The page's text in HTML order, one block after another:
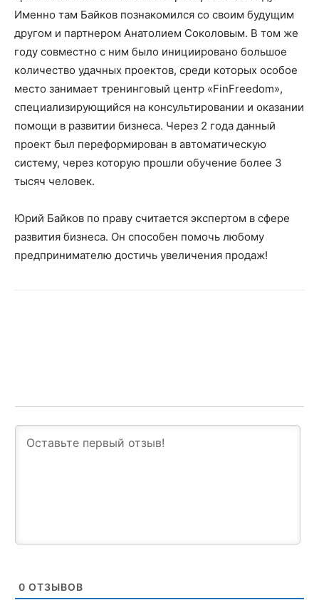
Именно там Байков познакомился со своим будущим
другом и партнером Анатолием Соколовым. В том же
году совместно с ним было инициировано большое
количество удачных проектов, среди которых особое
место занимает тренинговый центр «FinFreedom»,
специализирующийся на консультировании и оказании
помощи в развитии бизнеса. Через 2 года данный
проект был переформирован в автоматическую
систему, через которую прошли обучение более 3
тысяч человек.
Юрий Байков по праву считается экспертом в сфере
развития бизнеса. Он способен помочь любому
предпринимателю достичь увеличения продаж!
0 ОТЗЫВОВ